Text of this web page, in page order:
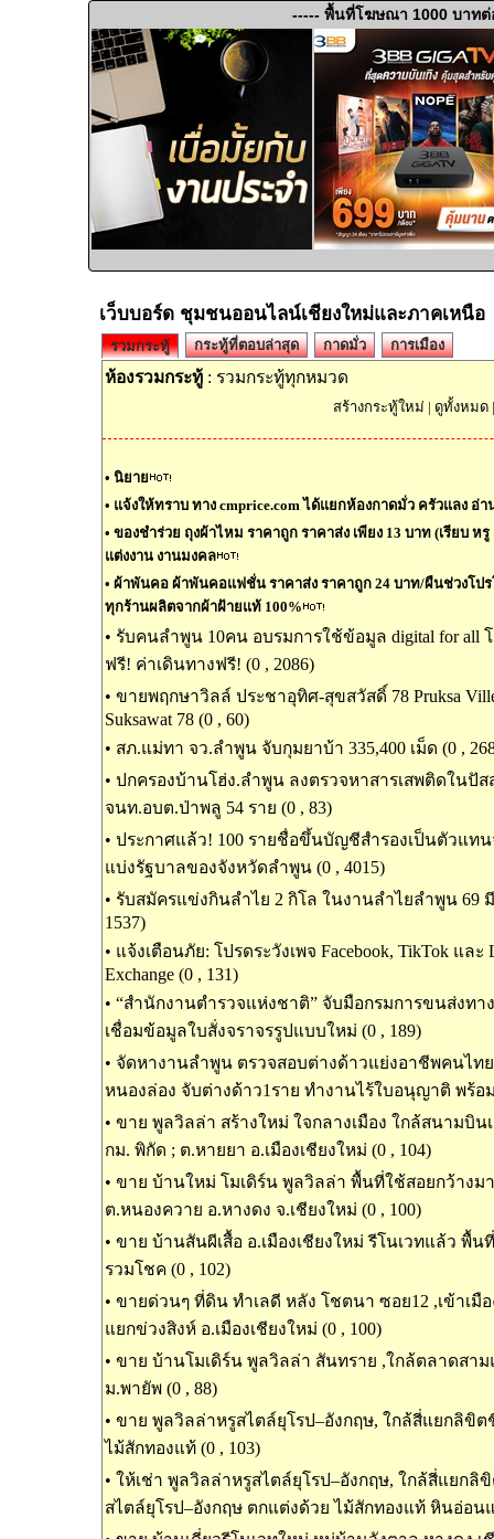
----- พื้นที่โฆษณา 1000 บาทต่
เว็บบอร์ด ชุมชนออนไลน์เชียงใหม่และภาคเหนือ
รวมกระทู้ กระทู้ที่ตอบล่าสุด กาดมั่ว การเมือง
ห้องรวมกระทู้ : รวมกระทู้ทุกหมวด
สร้างกระทู้ใหม่ | ดูทั้งหมด
• นิยาย
• แจ้งให้ทราบ ทาง cmprice.com ได้แยกห้องกาดมั่ว ครัวแลง อ่
• ของชำร่วย ถุงผ้าไหม ราคาถูก ราคาส่ง เพียง 13 บาท (เรียบ ห
แต่งงาน งานมงคล
• ผ้าพันคอ ผ้าพันคอแฟชั่น ราคาส่ง ราคาถูก 24 บาท/ผืนช่วงโป
ทุกร้านผลิตจากผ้าฝ้ายแท้ 100%
• รับคนลำพูน 10คน อบรมการใช้ข้อมูล digital for all
ฟรี! ค่าเดินทางฟรี! (0 , 2086)
• ขายพฤกษาวิลล์ ประชาอุทิศ-สุขสวัสดิ์ 78 Pruksa Ville
Suksawat 78 (0 , 60)
• สภ.แม่ทา จว.ลำพูน จับกุมยาบ้า 335,400 เม็ด (0 ,
• ปกครองบ้านโฮ่ง.ลำพูน ลงตรวจหาสารเสพติดในปัส
จนท.อบต.ป่าพลู 54 ราย (0 , 83)
• ประกาศแล้ว! 100 รายชื่อขึ้นบัญชีสำรองเป็นตัวแท
แบ่งรัฐบาลของจังหวัดลำพูน (0 , 4015)
• รับสมัครแข่งกินลำไย 2 กิโล ในงานลำไยลำพูน 69 มี
1537)
• แจ้งเตือนภัย: โปรดระวังเพจ Facebook, TikTok และ
Exchange (0 , 131)
• “สำนักงานตำรวจแห่งชาติ” จับมือกรมการขนส่งทา
เชื่อมข้อมูลใบสั่งจราจรรูปแบบใหม่ (0 , 189)
• จัดหางานลำพูน ตรวจสอบต่างด้าวแย่งอาชีพคนไท
หนองล่อง จับต่างด้าว1ราย ทำงานไร้ใบอนุญาติ พร้อ
• ขาย พูลวิลล่า สร้างใหม่ ใจกลางเมือง ใกล้สนามบิน
กม. พิกัด ; ต.หายยา อ.เมืองเชียงใหม่ (0 , 104)
• ขาย บ้านใหม่ โมเดิร์น พูลวิลล่า พื้นที่ใช้สอยกว้างม
ต.หนองควาย อ.หางดง จ.เชียงใหม่ (0 , 100)
• ขาย บ้านสันผีเสื้อ อ.เมืองเชียงใหม่ รีโนเวทแล้ว พื้น
รวมโชค (0 , 102)
• ขายด่วนๆ ที่ดิน ทำเลดี หลัง โชตนา ซอย12 ,เข้าเมือ
แยกข่วงสิงห์ อ.เมืองเชียงใหม่ (0 , 100)
• ขาย บ้านโมเดิร์น พูลวิลล่า สันทราย ,ใกล้ตลาดสาม
ม.พายัพ (0 , 88)
• ขาย พูลวิลล่าหรูสไตล์ยุโรป–อังกฤษ, ใกล้สี่แยกลิขิ
ไม้สักทองแท้ (0 , 103)
• ให้เช่า พูลวิลล่าหรูสไตล์ยุโรป–อังกฤษ, ใกล้สี่แยกลิ
สไตล์ยุโรป–อังกฤษ ตกแต่งด้วย ไม้สักทองแท้ หินอ่อน